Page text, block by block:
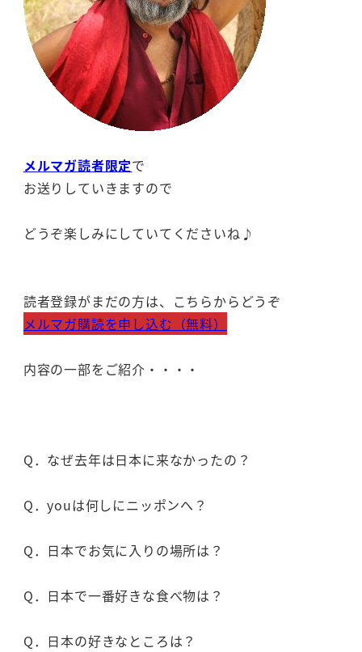
メルマガ読者限定で
お送りしていきますので
どうぞ楽しみにしていてくださいね♪
読者登録がまだの方は、こちらからどうぞ
メルマガ購読を申し込む（無料）
内容の一部をご紹介・・・・
Q．なぜ去年は日本に来なかったの？
Q．youは何しにニッポンへ？
Q．日本でお気に入りの場所は？
Q．日本で一番好きな食べ物は？
Q．日本の好きなところは？